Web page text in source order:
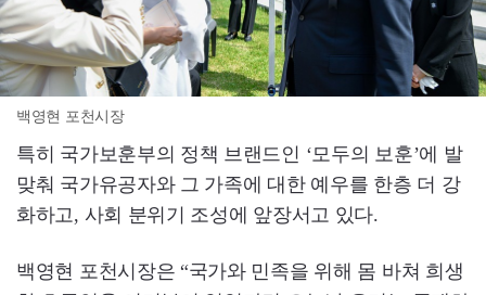
백영현 포천시장
특히 국가보훈부의 정책 브랜드인 ‘모두의 보훈’에 발
맞춰 국가유공자와 그 가족에 대한 예우를 한층 더 강
화하고, 사회 분위기 조성에 앞장서고 있다.
백영현 포천시장은 “국가와 민족을 위해 몸 바쳐 희생